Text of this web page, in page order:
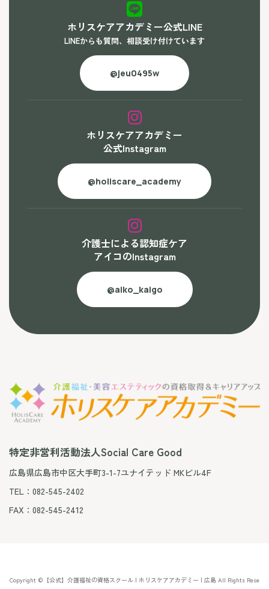
ホリスケアアカデミー公式LINE
LINEからも質問、相談受け付けています
@jeu0495w
ホリスケアアカデミー
公式Instagram
@holiscare_academy
介護士による認知症ケア
アイコのInstagram
@aiko_kaigo
特定非営利活動法人Social Care Good
広島県広島市中区大手町3-1-7ユナイテッド MKビル4F
TEL：082-545-2402
FAX：082-545-2412
Copyright ©【公式】介護福祉の資格スクール | ホリスケアアカデミー | 広島 All Rights Rese